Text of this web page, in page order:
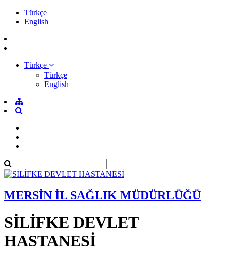
Türkçe
English
Türkçe
Türkçe
English
MERSİN İL SAĞLIK MÜDÜRLÜĞÜ
SİLİFKE DEVLET
HASTANESİ